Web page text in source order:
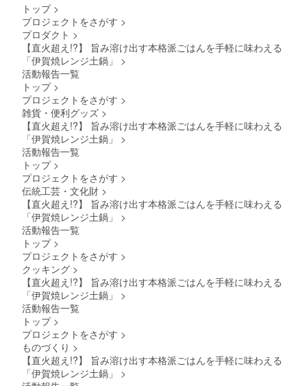
トップ >
プロジェクトをさがす >
プロダクト >
【直火超え!?】 旨み溶け出す本格派ごはんを手軽に味わえる
「伊賀焼レンジ土鍋」
>
活動報告一覧
トップ >
プロジェクトをさがす >
雑貨・便利グッズ >
【直火超え!?】 旨み溶け出す本格派ごはんを手軽に味わえる
「伊賀焼レンジ土鍋」
>
活動報告一覧
トップ >
プロジェクトをさがす >
伝統工芸・文化財 >
【直火超え!?】 旨み溶け出す本格派ごはんを手軽に味わえる
「伊賀焼レンジ土鍋」
>
活動報告一覧
トップ >
プロジェクトをさがす >
クッキング >
【直火超え!?】 旨み溶け出す本格派ごはんを手軽に味わえる
「伊賀焼レンジ土鍋」
>
活動報告一覧
トップ >
プロジェクトをさがす >
ものづくり >
【直火超え!?】 旨み溶け出す本格派ごはんを手軽に味わえる
「伊賀焼レンジ土鍋」
>